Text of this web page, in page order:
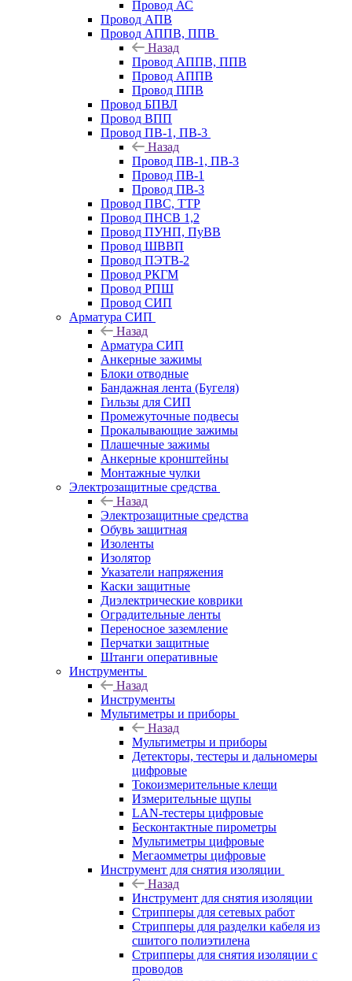
Провод АС
Провод АПВ
Провод АППВ, ППВ
Назад
Провод АППВ, ППВ
Провод АППВ
Провод ППВ
Провод БПВЛ
Провод ВПП
Провод ПВ-1, ПВ-3
Назад
Провод ПВ-1, ПВ-3
Провод ПВ-1
Провод ПВ-3
Провод ПВС, ТТР
Провод ПНСВ 1,2
Провод ПУНП, ПуВВ
Провод ШВВП
Провод ПЭТВ-2
Провод РКГМ
Провод РПШ
Провод СИП
Арматура СИП
Назад
Арматура СИП
Анкерные зажимы
Блоки отводные
Бандажная лента (Бугеля)
Гильзы для СИП
Промежуточные подвесы
Прокалывающие зажимы
Плашечные зажимы
Анкерные кронштейны
Монтажные чулки
Электрозащитные средства
Назад
Электрозащитные средства
Обувь защитная
Изоленты
Изолятор
Указатели напряжения
Каски защитные
Диэлектрические коврики
Оградительные ленты
Переносное заземление
Перчатки защитные
Штанги оперативные
Инструменты
Назад
Инструменты
Мультиметры и приборы
Назад
Мультиметры и приборы
Детекторы, тестеры и дальномеры
цифровые
Токоизмерительные клещи
Измерительные щупы
LAN-тестеры цифровые
Бесконтактные пирометры
Мультиметры цифровые
Мегаомметры цифровые
Инструмент для снятия изоляции
Назад
Инструмент для снятия изоляции
Стрипперы для сетевых работ
Стрипперы для разделки кабеля из
сшитого полиэтилена
Cтрипперы для снятия изоляции с
проводов